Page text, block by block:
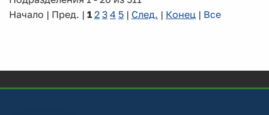
Начало | Пред. | 1 2 3 4 5 | След. | Конец | Все